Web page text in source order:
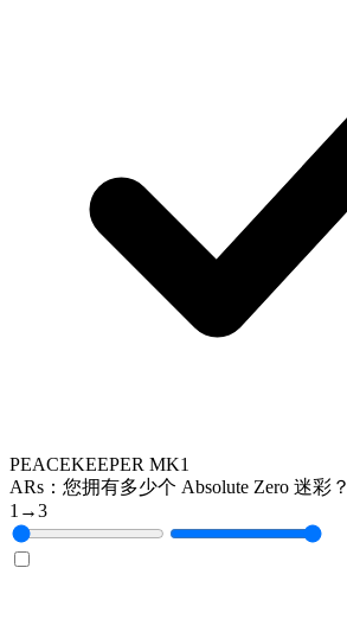
PEACEKEEPER MK1
ARs：您拥有多少个 Absolute Zero 迷彩？
1 →3